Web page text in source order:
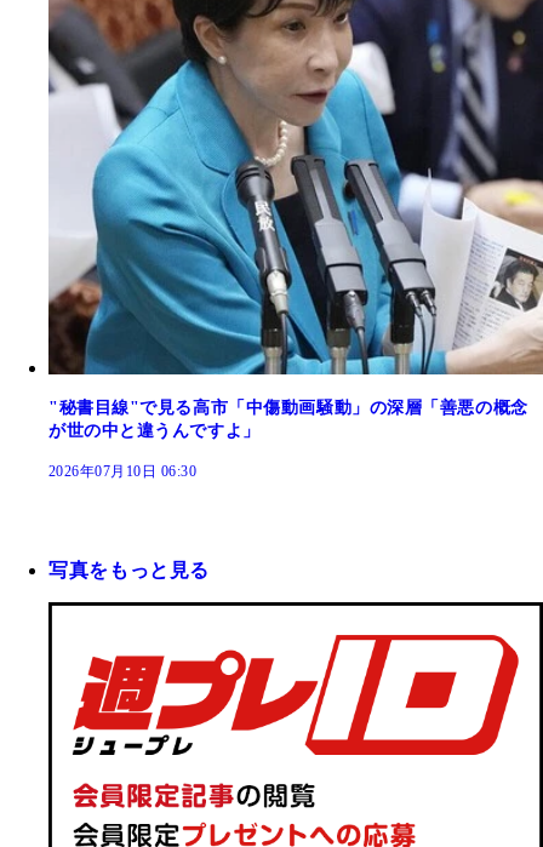
"秘書目線"で見る高市「中傷動画騒動」の深層「善悪の概念
が世の中と違うんですよ」
2026年07月10日 06:30
写真をもっと見る